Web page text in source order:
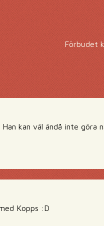
Förbudet
kan väl ändå inte göra
Kopps :D